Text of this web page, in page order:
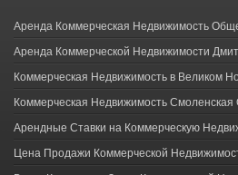
Аренда Коммерческая Недвижимость
Аренда Коммерческой Недвижимости
Коммерческая Недвижимость в Великом
Коммерческая Недвижимость Смоленская
Арендные Ставки на Коммерческую
Цена Продажи Коммерческой